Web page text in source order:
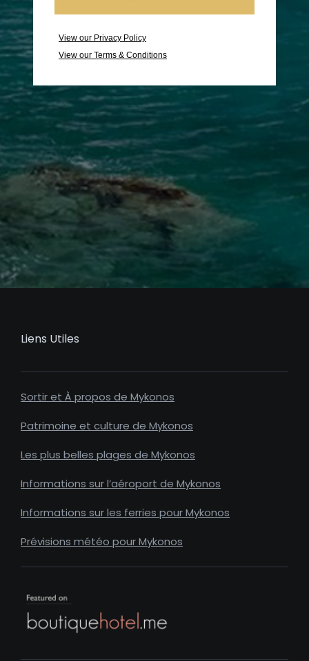
Liens Utiles
Sortir et À propos de Mykonos
Patrimoine et culture de Mykonos
Les plus belles plages de Mykonos
Informations sur l’aéroport de Mykonos
Informations sur les ferries pour Mykonos
Prévisions météo pour Mykonos